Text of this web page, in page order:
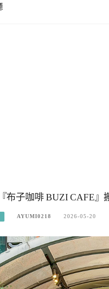
布子咖啡 BUZI CAFE』
AYUMI0218 2026-05-20